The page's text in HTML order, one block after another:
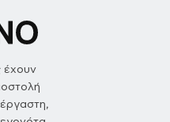
έχουν